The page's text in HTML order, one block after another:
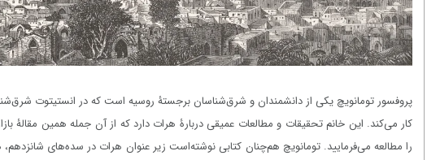
پروفسور تومانویچ یکی از دانشمندان و شرق‌شناسان برجستۀ روسیه است که در انستیتوت
کار می‌کند. این خانم تحقیقات و مطالعات عمیقی دربارۀ هرات دارد که از آن جمله همین مقالۀ
را مطالعه می‌فرمایید. تومانویچ هم‌چنان کتابی نوشته‌است زیر عنوان هرات در سده‌های
بیشتر بخوانید... بیشتر بخوانید...
پیام‌ها